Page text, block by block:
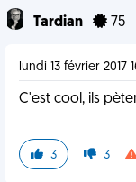
Tardian 75
lundi 13 février 2017
C'est cool, ils
3 3